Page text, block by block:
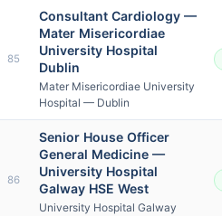
85
Consultant Cardiology —
Mater Misericordiae
University Hospital
Dublin
Mater Misericordiae University
Hospital — Dublin
86
Senior House Officer
General Medicine —
University Hospital
Galway HSE West
University Hospital Galway